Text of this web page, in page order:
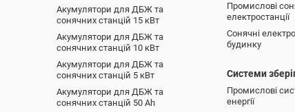
Акумулятори для ДБЖ та
сонячних станцій 15 кВт
Акумулятори для ДБЖ та
сонячних станцій 10 кВт
Акумулятори для ДБЖ та
сонячних станцій 5 кВт
Акумулятори для ДБЖ та
сонячних станцій 50 Ah
Промислові
електростанції
Сонячні
будинку
Системи
Промислові
енергії